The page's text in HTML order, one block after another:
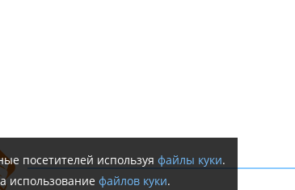
посетителей используя файлы куки.
использование файлов куки.